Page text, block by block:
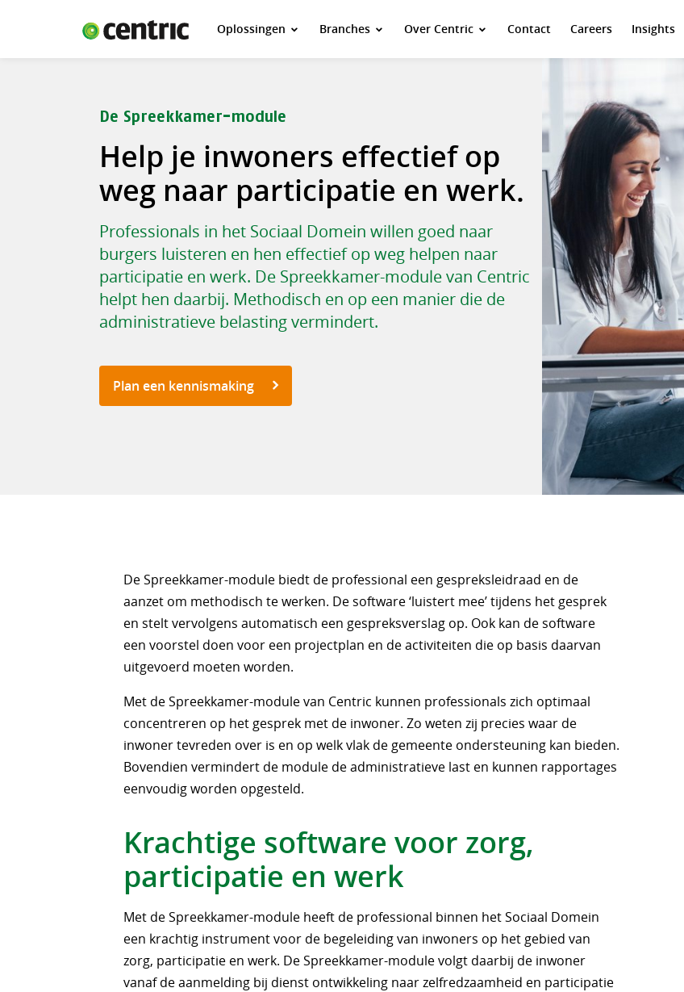
Oplossingen Branches Over Centric Contact Careers
Insights
Oplossingen
Careers
Insights
De Spreekkamer-module
Help je inwoners effectief op
weg naar participatie en werk.
Professionals in het Sociaal Domein willen goed naar
burgers luisteren en hen effectief op weg helpen naar
participatie en werk. De Spreekkamer-module van Centric
helpt hen daarbij. Methodisch en op een manier die de
administratieve belasting vermindert.
Plan een kennismaking
De Spreekkamer-module biedt de professional een gespreksleidraad en de
aanzet om methodisch te werken. De software ‘luistert mee’ tijdens het gesprek
en stelt vervolgens automatisch een gespreksverslag op. Ook kan de software
een voorstel doen voor een projectplan en de activiteiten die op basis daarvan
uitgevoerd moeten worden.
Met de Spreekkamer-module van Centric kunnen professionals zich optimaal
concentreren op het gesprek met de inwoner. Zo weten zij precies waar de
inwoner tevreden over is en op welk vlak de gemeente ondersteuning kan bieden.
Bovendien vermindert de module de administratieve last en kunnen rapportages
eenvoudig worden opgesteld.
Krachtige software voor zorg,
participatie en werk
Met de Spreekkamer-module heeft de professional binnen het Sociaal Domein
een krachtig instrument voor de begeleiding van inwoners op het gebied van
zorg, participatie en werk. De Spreekkamer-module volgt daarbij de inwoner
vanaf de aanmelding bij dienst ontwikkeling naar zelfredzaamheid en participatie